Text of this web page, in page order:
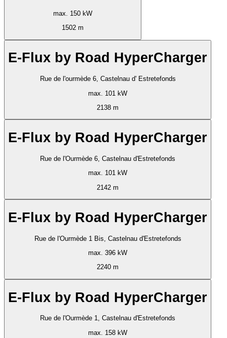
max. 150 kW
1502 m
E-Flux by Road HyperCharger
Rue de l'ourmède 6, Castelnau d' Estretefonds
max. 101 kW
2138 m
E-Flux by Road HyperCharger
Rue de l'Ourmède 6, Castelnau d'Estretefonds
max. 101 kW
2142 m
E-Flux by Road HyperCharger
Rue de l'Ourmède 1 Bis, Castelnau d'Estretefonds
max. 396 kW
2240 m
E-Flux by Road HyperCharger
Rue de l'Ourmède 1, Castelnau d'Estretefonds
max. 158 kW